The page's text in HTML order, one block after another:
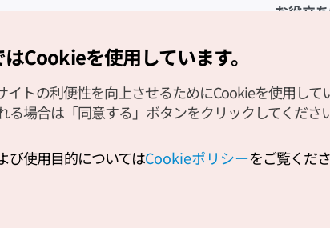
お役立
観光資料
デジタル
Odii
All Rights Reserved.
Cookieを使用しています。
トの利便性を向上させるためにCookieを使用して
る場合は「同意する」ボタンをクリックしてくださ
び使用目的についてはCookieポリシーをご覧くださ